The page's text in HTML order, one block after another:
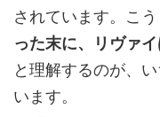
されています。こう
った末に、リヴァ
と理解するのが、
います。